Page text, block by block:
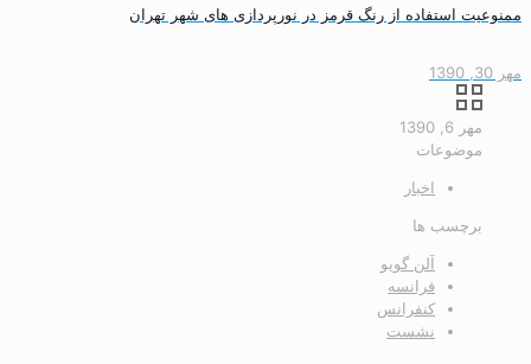
ممنوعیت استفاده از رنگ قرمز در نورپردازی های شهر تهران
مهر 30, 1390
مهر 6, 1390
موضوعات
اخبار
برچسب ها
آلن گويو
فرانسه
كنفرانس
نشست